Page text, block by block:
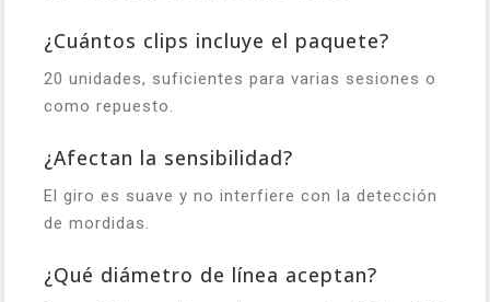
¿Cuántos clips incluye el paquete?
20 unidades, suficientes para varias sesiones o
como repuesto.
¿Afectan la sensibilidad?
El giro es suave y no interfiere con la detección
de mordidas.
¿Qué diámetro de línea aceptan?